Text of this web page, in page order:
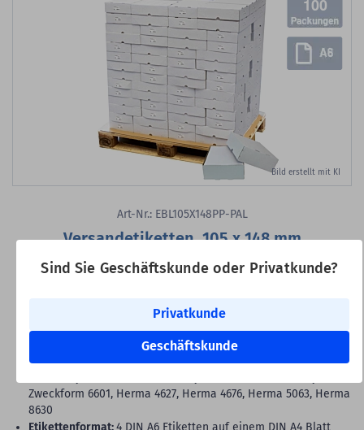
Sind Sie Geschäftskunde oder Privatkunde?
Privatkunde
Geschäftskunde
100
Bild erstellt mit KI
Art-Nr.: EBL105X148PP-PAL
Versandetiketten, 105 x 148 mm
Laser Etiketten, DIN A4 Bogen, Papier, permanent klebend, matt,
Formatgleich:Avery Zweckform 3483, Avery Zweckform 3483-
Zweckform 6601, Herma 4627, Herma 4676, Herma 5063, Herma
8630
Etikettenformat:4 DIN A6 Etiketten auf einem DIN A4 Blatt